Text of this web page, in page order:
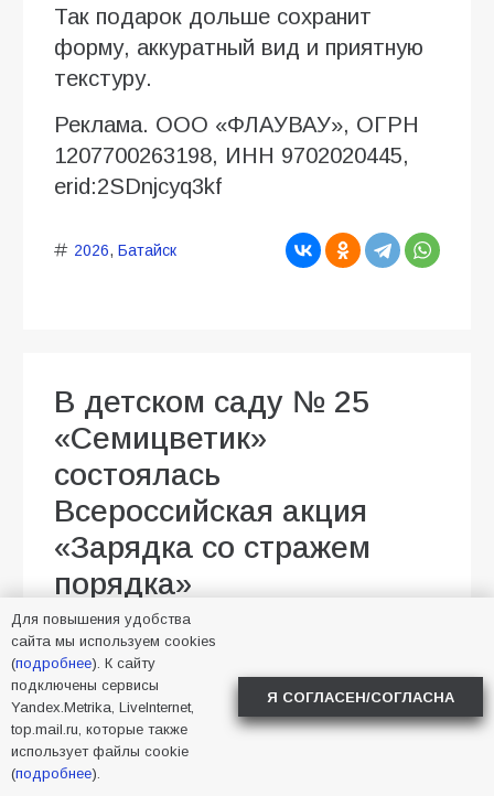
Так подарок дольше сохранит
форму, аккуратный вид и приятную
текстуру.
Реклама. ООО «ФЛАУВАУ», ОГРН
1207700263198, ИНН 9702020445,
erid:2SDnjcyq3kf
2026, Батайск
В детском саду № 25
«Семицветик»
состоялась
Всероссийская акция
«Зарядка со стражем
порядка»
07.08.2026
Малика Тапаева
Новости в Батайске
Для повышения удобства
сайта мы используем cookies
(подробнее). К сайту
подключены сервисы
Yandex.Metrika, LiveInternet,
top.mail.ru, которые также
использует файлы cookie
(подробнее).
Я СОГЛАСЕН/СОГЛАСНА